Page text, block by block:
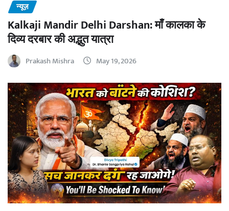
न्यूज़
Kalkaji Mandir Delhi Darshan: माँ कालका के
दिव्य दरबार की अद्भुत यात्रा
Prakash Mishra May 19, 2026